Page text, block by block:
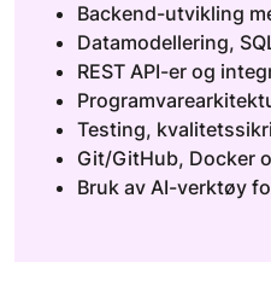
Backend-utvikling
Datamodellering,
REST API-er og
Testing,
Git/GitHub, Docker
Bruk av AI-verktøy